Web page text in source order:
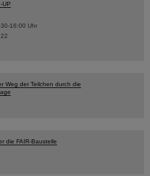
UP
16:00 Uhr
Weg der Teilchen durch die
die FAIR-Baustelle